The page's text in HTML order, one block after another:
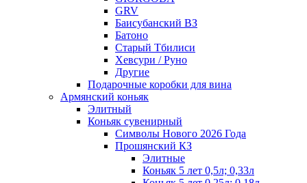
GRV
Баисубанский ВЗ
Батоно
Старый Тбилиси
Хевсури / Руно
Другие
Подарочные коробки для вина
Армянский коньяк
Элитный
Коньяк сувенирный
Символы Нового 2026 Года
Прошянский КЗ
Элитные
Коньяк 5 лет 0,5л; 0,33л